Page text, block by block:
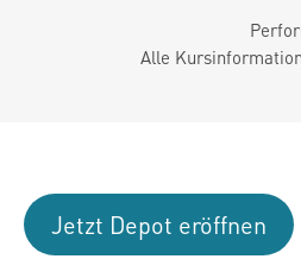
Alle
Jetzt Depot eröffnen